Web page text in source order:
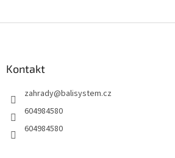
Kontakt
zahrady@balisystem.cz
604984580
604984580